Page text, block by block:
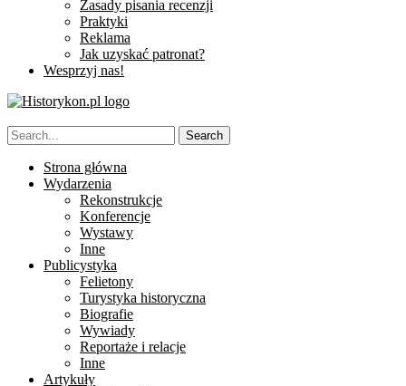
Zasady pisania recenzji
Praktyki
Reklama
Jak uzyskać patronat?
Wesprzyj nas!
Strona główna
Wydarzenia
Rekonstrukcje
Konferencje
Wystawy
Inne
Publicystyka
Felietony
Turystyka historyczna
Biografie
Wywiady
Reportaże i relacje
Inne
Artykuły